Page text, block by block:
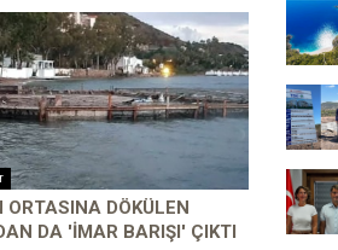
ORTASINA DÖKÜLEN
DA 'IMAR BARIŞI' ÇIKTI